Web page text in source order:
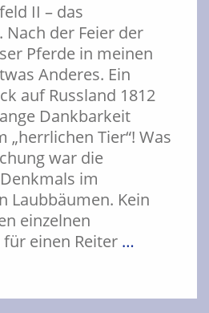
II – das
Nach der Feier der
Pferde in meinen
Anderes. Ein
auf Russland 1812
Dankbarkeit
„herrlichen Tier“! Was
war die
im
Laubbäumen. Kein
einzelnen
einen Reiter …